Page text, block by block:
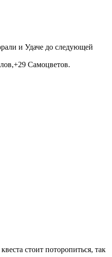
и Удаче до следующей
Самоцветов.
стоит поторопиться, так